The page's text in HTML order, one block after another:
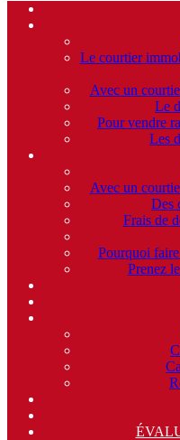
Le courtier
Avec un
Le
Pour vendre
Les
Avec un
Des
Frais de
Pourquoi
Prenez